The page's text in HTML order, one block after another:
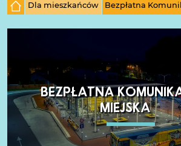
Dla mieszkańców Bezpłatna
BEZPŁATNA
MIEJSKA